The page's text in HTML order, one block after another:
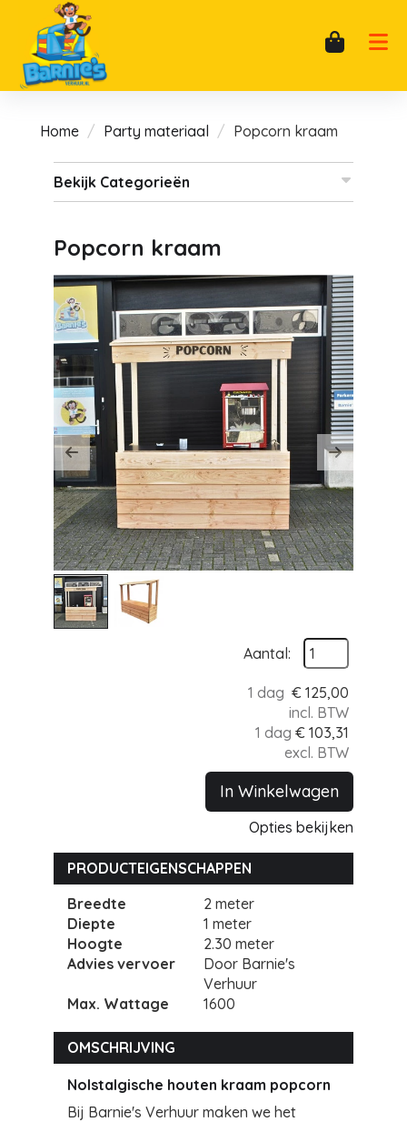
Home Party materiaal Popcorn kraam
Bekijk Categorieën
Popcorn kraam
Previous Next
Aantal:
1 dag € 125,00
incl. BTW
1 dag € 103,31
excl. BTW
In Winkelwagen
Opties bekijken
PRODUCTEIGENSCHAPPEN
Breedte
2 meter
Diepte
1 meter
Hoogte
2.30 meter
Advies vervoer
Door Barnie's
Verhuur
Max. Wattage
1600
OMSCHRIJVING
Nolstalgische houten kraam popcorn
Bij Barnie's Verhuur maken we het